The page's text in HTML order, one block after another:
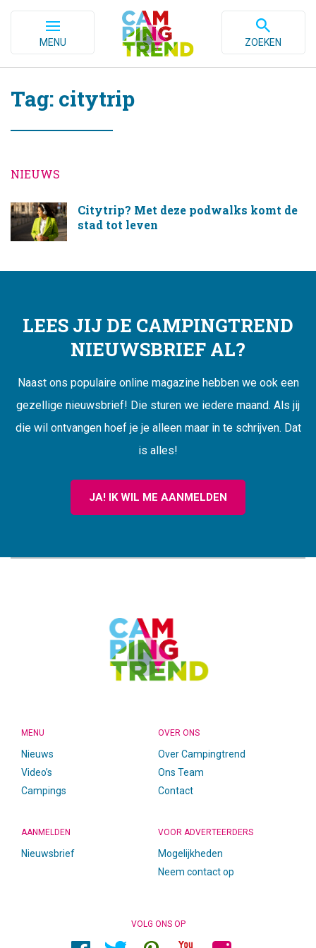
MENU ZOEKEN
Tag: citytrip
NIEUWS
Citytrip? Met deze podwalks komt de
stad tot leven
LEES JIJ DE CAMPINGTREND
NIEUWSBRIEF AL?
Naast ons populaire online magazine hebben we ook een
gezellige nieuwsbrief! Die sturen we iedere maand. Als jij
die wil ontvangen hoef je je alleen maar in te schrijven. Dat
is alles!
JA! IK WIL ME AANMELDEN
MENU
Nieuws
Video’s
Campings
OVER ONS
Over Campingtrend
Ons Team
Contact
AANMELDEN
Nieuwsbrief
VOOR ADVERTEERDERS
Mogelijkheden
Neem contact op
VOLG ONS OP